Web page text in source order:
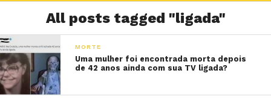
All posts tagged "ligada"
MORTE
Uma mulher foi encontrada morta depois
de 42 anos ainda com sua TV ligada?